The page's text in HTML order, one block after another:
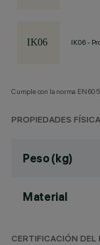
IK06 -
Cumple con la norma
PROPIEDADES
Peso (kg)
Material
CERTIFICACIÓN DEL